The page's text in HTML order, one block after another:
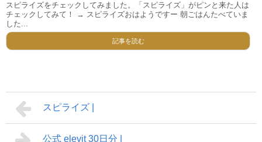
スピライズをチェックしてみました。「スピライズ」がピンと来た人は
チェックしてみて！ → スピライズおはようですー 朝ごはんたべていま
した...
記事を読む
スピライズ |
公式 elevit 30日分 |